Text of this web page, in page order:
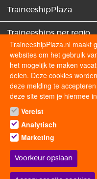
TraineeshipPlaza
Traineeships per regio
Traineeships
Sollicitatietips
© 2026
TraineeshipPlaza.nl maakt
websites om het gebruik
het mogelijk te maken
delen. Deze cookies
deze melding te
deze site stem je hiermee
Vereist
Analytisch
Marketing
Voorkeur opslaan